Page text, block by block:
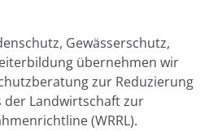
Gewässerschutz,
übernehmen wir
zur Reduzierung
Landwirtschaft zur
(WRRL).